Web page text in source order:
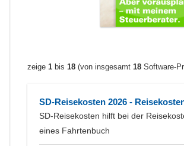
zeige 1 bis 18 (von insgesamt 18 Software-
SD-Reisekosten 2026 -
SD-Reisekosten hilft bei der
eines Fahrtenbuch